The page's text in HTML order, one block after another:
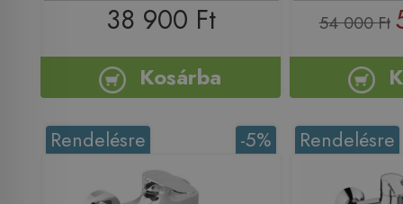
38 900 Ft
Kosárba
54 000 Ft
-5%
Rendelésre Rendelésre